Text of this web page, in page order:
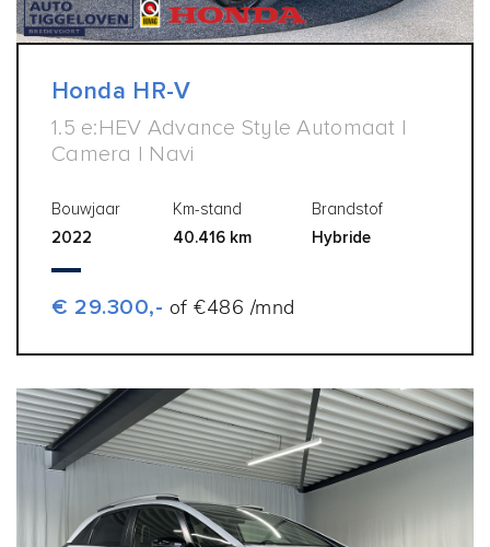
Honda HR-V
1.5 e:HEV Advance Style Automaat |
Camera | Navi
Bouwjaar
2022
Km-stand
40.416 km
Brandstof
Hybride
€ 29.300,- of €486 /mnd